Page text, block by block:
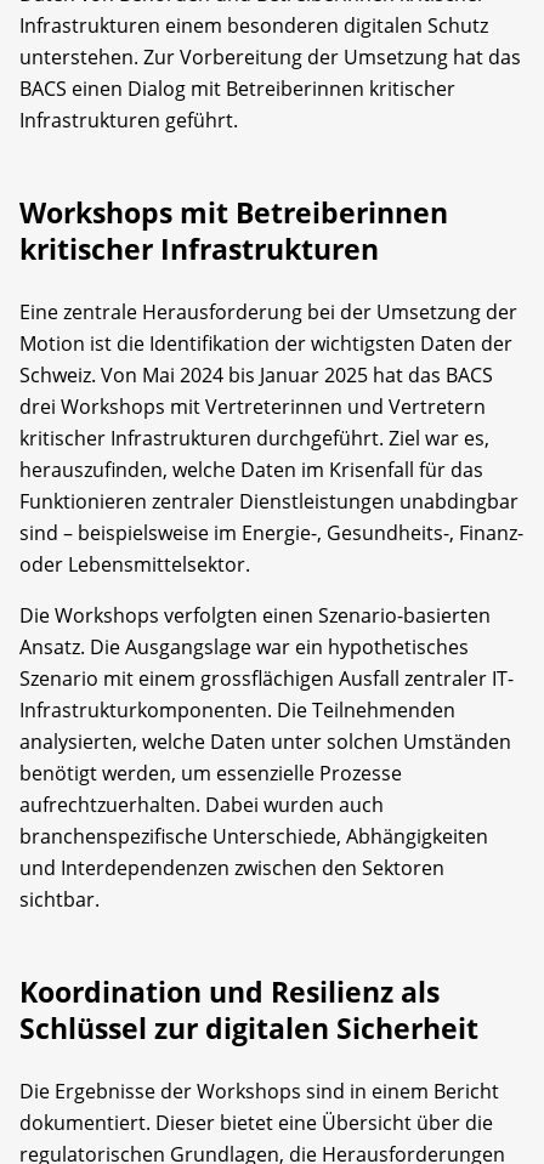
Infrastrukturen einem besonderen digitalen Schutz
unterstehen. Zur Vorbereitung der Umsetzung hat das
BACS einen Dialog mit Betreiberinnen kritischer
Infrastrukturen geführt.
Workshops mit Betreiberinnen
kritischer Infrastrukturen
Eine zentrale Herausforderung bei der Umsetzung der
Motion ist die Identifikation der wichtigsten Daten der
Schweiz. Von Mai 2024 bis Januar 2025 hat das BACS
drei Workshops mit Vertreterinnen und Vertretern
kritischer Infrastrukturen durchgeführt. Ziel war es,
herauszufinden, welche Daten im Krisenfall für das
Funktionieren zentraler Dienstleistungen unabdingbar
sind – beispielsweise im Energie-, Gesundheits-, Finanz-
oder Lebensmittelsektor.
Die Workshops verfolgten einen Szenario-basierten
Ansatz. Die Ausgangslage war ein hypothetisches
Szenario mit einem grossflächigen Ausfall zentraler IT-
Infrastrukturkomponenten. Die Teilnehmenden
analysierten, welche Daten unter solchen Umständen
benötigt werden, um essenzielle Prozesse
aufrechtzuerhalten. Dabei wurden auch
branchenspezifische Unterschiede, Abhängigkeiten
und Interdependenzen zwischen den Sektoren
sichtbar.
Koordination und Resilienz als
Schlüssel zur digitalen Sicherheit
Die Ergebnisse der Workshops sind in einem Bericht
dokumentiert. Dieser bietet eine Übersicht über die
regulatorischen Grundlagen, die Herausforderungen